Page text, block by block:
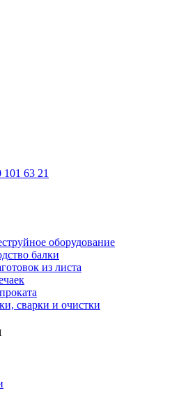
101 63 21
оборудование
балки
из листа
сварки и очистки